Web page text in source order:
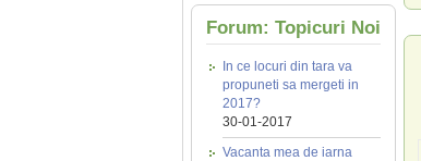
Forum: Topicuri Noi
In ce locuri din tara va
propuneti sa mergeti in
2017?
30-01-2017
Vacanta mea de iarna